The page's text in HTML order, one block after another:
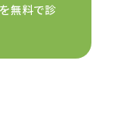
無料で診